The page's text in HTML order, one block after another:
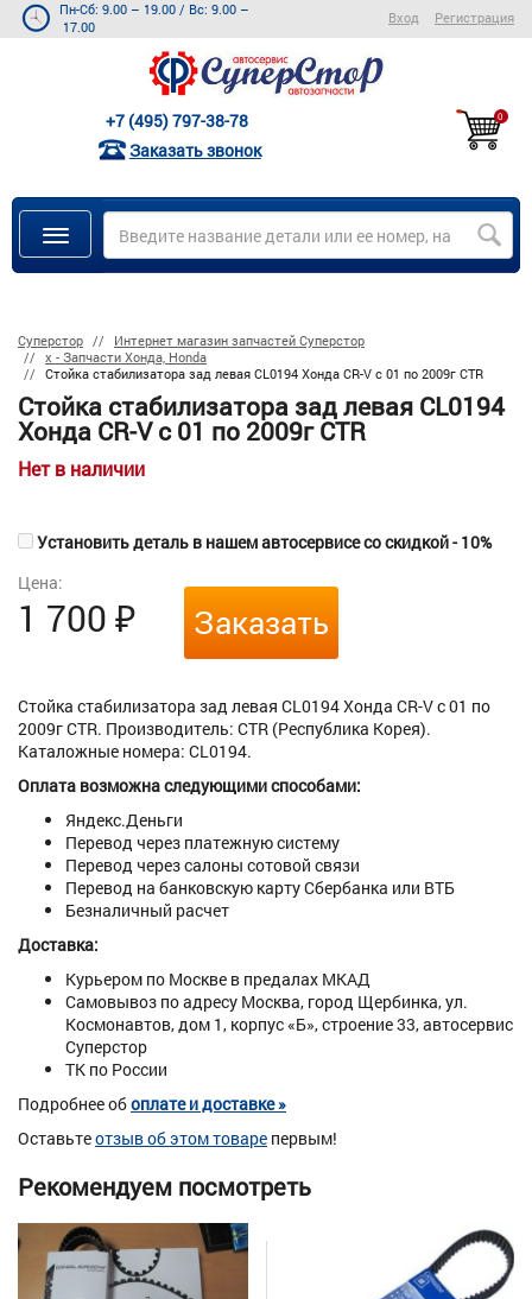
Пн-Сб: 9.00 – 19.00 / Вс: 9.00 –
17.00
Вход Регистрация
+7 (495) 797-38-78
Заказать звонок
0
Суперстор
Интернет магазин запчастей Суперстор
х - Запчасти Хонда, Honda
Стойка стабилизатора зад левая CL0194 Хонда CR-V с 01 по 2009г CTR
Стойка стабилизатора зад левая CL0194
Хонда CR-V с 01 по 2009г CTR
Нет в наличии
Установить деталь в нашем автосервисе со скидкой - 10%
Цена:
1 700 ₽ Заказать
Стойка стабилизатора зад левая CL0194 Хонда CR-V с 01 по
2009г CTR. Производитель: CTR (Республика Корея).
Каталожные номера: CL0194.
Оплата возможна следующими способами:
Яндекс.Деньги
Перевод через платежную систему
Перевод через салоны сотовой связи
Перевод на банковскую карту Сбербанка или ВТБ
Безналичный расчет
Доставка:
Курьером по Москве в предалах МКАД
Самовывоз по адресу Москва, город Щербинка, ул.
Космонавтов, дом 1, корпус «Б», строение 33, автосервис
Суперстор
ТК по России
Подробнее обоплате и доставке »
Оставьтеотзыв об этом товаре первым!
Рекомендуем посмотреть